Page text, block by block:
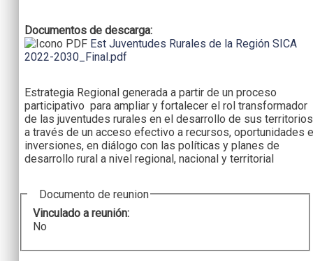
Documentos de descarga:
Est Juventudes Rurales de la Región SICA
2022-2030_Final.pdf
Estrategia Regional generada a partir de un proceso
participativo para ampliar y fortalecer el rol transformador
de las juventudes rurales en el desarrollo de sus
a través de un acceso efectivo a recursos, oportunidades e
inversiones, en diálogo con las políticas y planes de
desarrollo rural a nivel regional, nacional y territorial
Documento de reunion
Vinculado a reunión:
No